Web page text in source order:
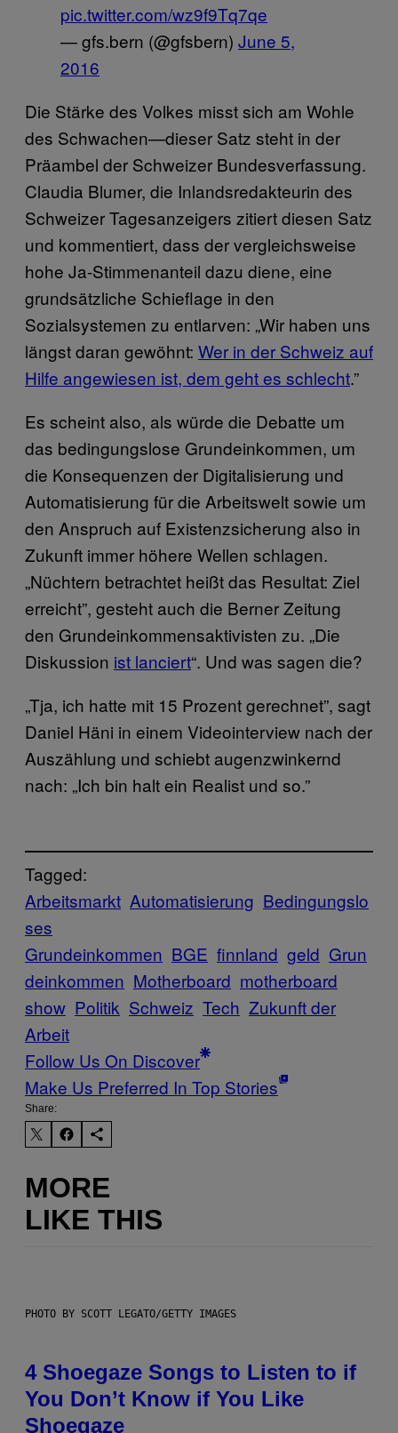
pic.twitter.com/wz9f9Tq7qe
— gfs.bern (@gfsbern) June 5,
2016
Die Stärke des Volkes misst sich am Wohle
des Schwachen—dieser Satz steht in der
Präambel der Schweizer Bundesverfassung.
Claudia Blumer, die Inlandsredakteurin des
Schweizer Tagesanzeigers zitiert diesen Satz
und kommentiert, dass der vergleichsweise
hohe Ja-Stimmenanteil dazu diene, eine
grundsätzliche Schieflage in den
Sozialsystemen zu entlarven: „Wir haben uns
längst daran gewöhnt: Wer in der Schweiz auf
Hilfe angewiesen ist, dem geht es schlecht.”
Es scheint also, als würde die Debatte um
das bedingungslose Grundeinkommen, um
die Konsequenzen der Digitalisierung und
Automatisierung für die Arbeitswelt sowie um
den Anspruch auf Existenzsicherung also in
Zukunft immer höhere Wellen schlagen.
„Nüchtern betrachtet heißt das Resultat: Ziel
erreicht”, gesteht auch die Berner Zeitung
den Grundeinkommensaktivisten zu. „Die
Diskussion ist lanciert“. Und was sagen die?
„Tja, ich hatte mit 15 Prozent gerechnet”, sagt
Daniel Häni in einem Videointerview nach der
Auszählung und schiebt augenzwinkernd
nach: „Ich bin halt ein Realist und so.”
Tagged:
Arbeitsmarkt Automatisierung Bedingungslo
ses
Grundeinkommen BGE finnland geld Grun
deinkommen Motherboard motherboard
show Politik Schweiz Tech Zukunft der
Arbeit
Follow Us On Discover
Make Us Preferred In Top Stories
Share:
MORE
LIKE THIS
PHOTO BY SCOTT LEGATO/GETTY IMAGES
4 Shoegaze Songs to Listen to if
You Don’t Know if You Like
Shoegaze